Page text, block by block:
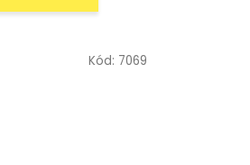
Kód: 7069